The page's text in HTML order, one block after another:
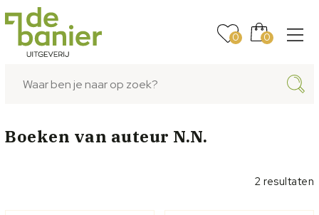
0 0
Boeken van auteur N.N.
2 resultaten